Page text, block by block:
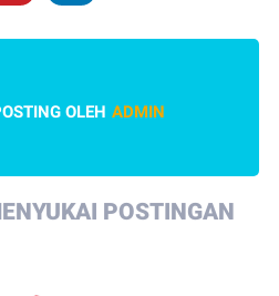
OLEH ADMIN
POSTINGAN